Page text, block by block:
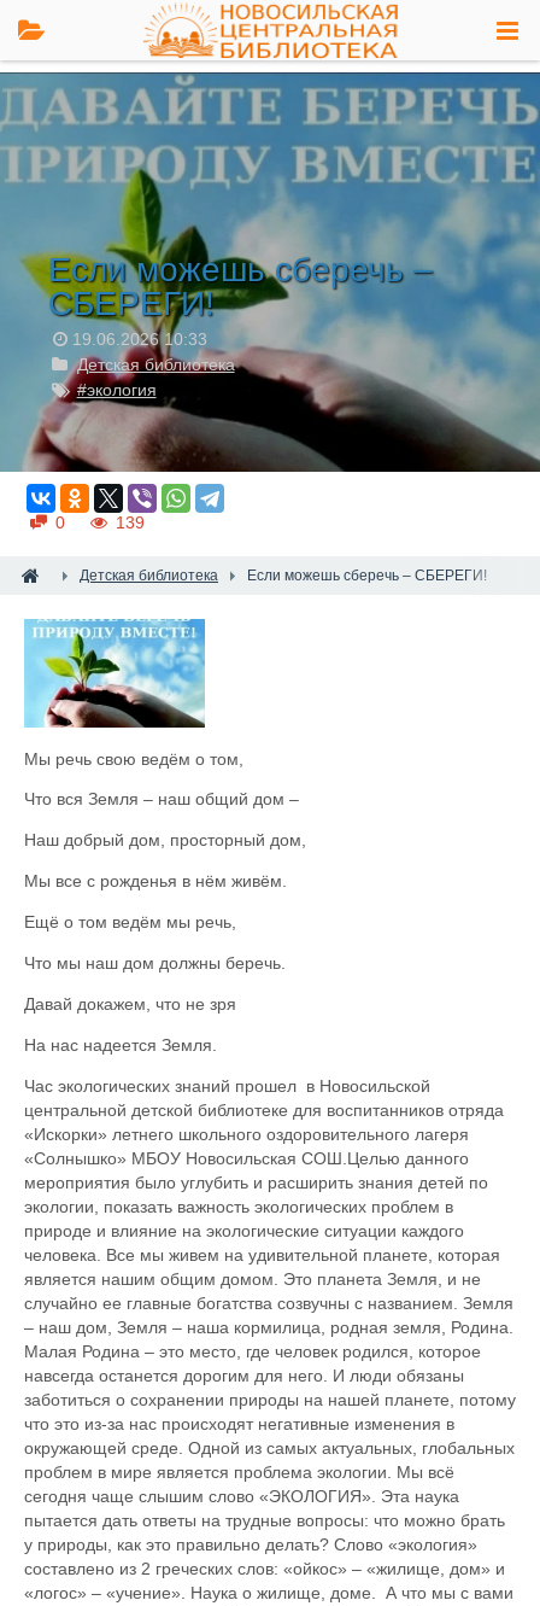
Если можешь сберечь –
СБЕРЕГИ!
19.06.2026 10:33
Детская библиотека
#экология
0 139
Детская библиотека Если можешь сберечь – СБЕРЕГИ!
Мы речь свою ведём о том,
Что вся Земля – наш общий дом –
Наш добрый дом, просторный дом,
Мы все с рожденья в нём живём.
Ещё о том ведём мы речь,
Что мы наш дом должны беречь.
Давай докажем, что не зря
На нас надеется Земля.
Час экологических знаний прошел в Новосильской
центральной детской библиотеке для воспитанников отряда
«Искорки» летнего школьного оздоровительного лагеря
«Солнышко» МБОУ Новосильская СОШ.Целью данного
мероприятия было углубить и расширить знания детей по
экологии, показать важность экологических проблем в
природе и влияние на экологические ситуации каждого
человека. Все мы живем на удивительной планете, которая
является нашим общим домом. Это планета Земля, и не
случайно ее главные богатства созвучны с названием. Земля
– наш дом, Земля – наша кормилица, родная земля, Родина.
Малая Родина – это место, где человек родился, которое
навсегда останется дорогим для него. И люди обязаны
заботиться о сохранении природы на нашей планете, потому
что это из-за нас происходят негативные изменения в
окружающей среде. Одной из самых актуальных, глобальных
проблем в мире является проблема экологии. Мы всё
сегодня чаще слышим слово «ЭКОЛОГИЯ». Эта наука
пытается дать ответы на трудные вопросы: что можно брать
у природы, как это правильно делать? Слово «экология»
составлено из 2 греческих слов: «ойкос» – «жилище, дом» и
«логос» – «учение». Наука о жилище, доме. А что мы с вами